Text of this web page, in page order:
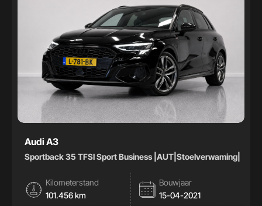
Audi A3
Sportback 35 TFSI Sport Business |AUT|Stoelverwaming|
Kilometerstand
101.456 km
Bouwjaar
15-04-2021